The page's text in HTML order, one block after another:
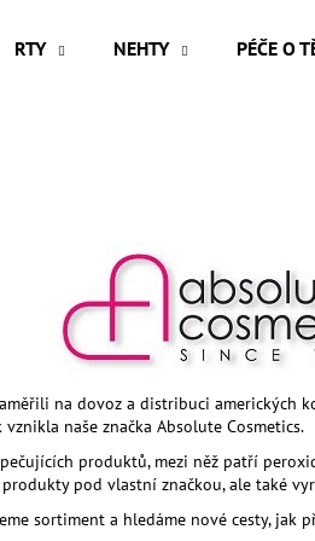
RTY NEHTY PÉČE O
na dovoz a distribuci amerických
naše značka Absolute Cosmetics.
produktů, mezi něž patří
pod vlastní značkou, ale také
sortiment a hledáme nové cesty,
Doporučujeme